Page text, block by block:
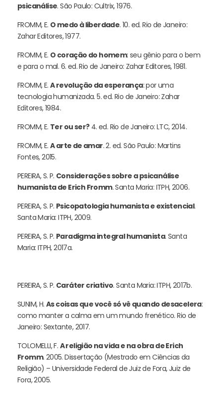
psicanálise. São Paulo: Cultrix, 1976.
FROMM, E. O medo à liberdade. 10. ed. Rio de Janeiro:
Zahar Editores, 1977.
FROMM, E. O coração do homem: seu gênio para o bem
e para o mal. 6. ed. Rio de Janeiro: Zahar Editores, 1981.
FROMM, E. A revolução da esperança: por uma
tecnologia humanizada. 5. ed. Rio de Janeiro: Zahar
Editores, 1984.
FROMM, E. Ter ou ser?4. ed. Rio de Janeiro: LTC, 2014.
FROMM, E. A arte de amar. 2. ed. São Paulo: Martins
Fontes, 2015.
PEREIRA, S. P. Considerações sobre a psicanálise
humanista de Erich Fromm. Santa Maria: ITPH, 2006.
PEREIRA, S. P. Psicopatologia humanista e existencial.
Santa Maria: ITPH, 2009.
PEREIRA, S. P. Paradigma integral humanista. Santa
Maria: ITPH, 2017a.
PEREIRA, S. P. Caráter criativo. Santa Maria: ITPH, 2017b.
SUNIM, H. As coisas que você só vê quando desacelera:
como manter a calma em um mundo frenético. Rio de
Janeiro: Sextante, 2017.
TOLOMELLI, F. A religião na vida e na obra de Erich
Fromm. 2005. Dissertação (Mestrado em Ciências da
Religião) – Universidade Federal de Juiz de Fora, Juiz de
Fora, 2005.